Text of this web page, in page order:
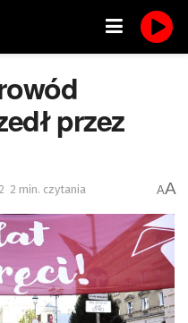
przez
2 min. czytania AA